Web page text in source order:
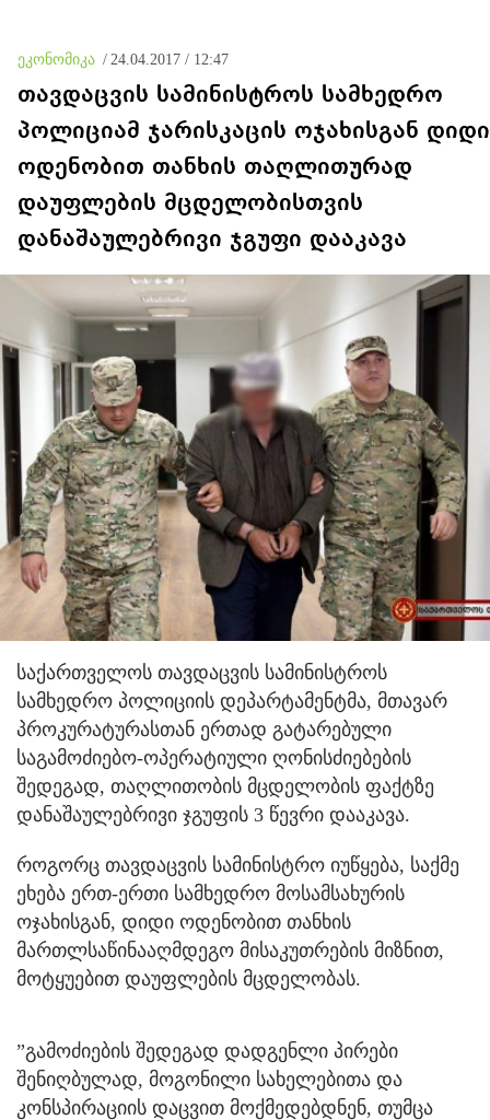
ეკონომიკა / 24.04.2017 / 12:47
თავდაცვის სამინისტროს სამხედრო
პოლიციამ ჯარისკაცის ოჯახისგან დიდი
ოდენობით თანხის თაღლითურად
დაუფლების მცდელობისთვის
დანაშაულებრივი ჯგუფი დააკავა
საქართველოს თავდაცვის სამინისტროს
სამხედრო პოლიციის დეპარტამენტმა, მთავარ
პროკურატურასთან ერთად გატარებული
საგამოძიებო-ოპერატიული ღონისძიებების
შედეგად, თაღლითობის მცდელობის ფაქტზე
დანაშაულებრივი ჯგუფის 3 წევრი დააკავა.
როგორც თავდაცვის სამინისტრო იუწყება, საქმე
ეხება ერთ-ერთი სამხედრო მოსამსახურის
ოჯახისგან, დიდი ოდენობით თანხის
მართლსაწინააღმდეგო მისაკუთრების მიზნით,
მოტყუებით დაუფლების მცდელობას.
”გამოძიების შედეგად დადგენლი პირები
შენიღბულად, მოგონილი სახელებითა და
კონსპირაციის დაცვით მოქმედებდნენ, თუმცა